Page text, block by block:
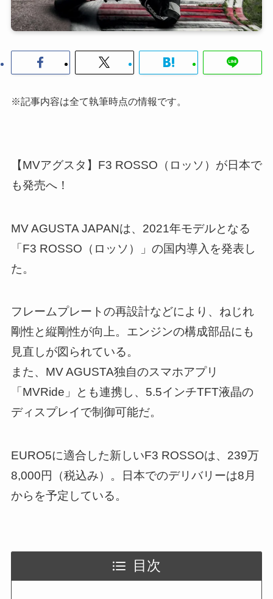
※記事内容は全て執筆時点の情報です。
【MVアグスタ】F3 ROSSO（ロッソ）が日本で
も発売へ！
MV AGUSTA JAPANは、2021年モデルとなる
「F3 ROSSO（ロッソ）」の国内導入を発表し
た。
フレームプレートの再設計などにより、ねじれ
剛性と縦剛性が向上。エンジンの構成部品にも
見直しが図られている。
また、MV AGUSTA独自のスマホアプリ
「MVRide」とも連携し、5.5インチTFT液晶の
ディスプレイで制御可能だ。
EURO5に適合した新しいF3 ROSSOは、239万
8,000円（税込み）。日本でのデリバリーは8月
からを予定している。
目次